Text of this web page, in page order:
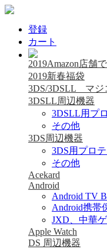
登録
カート
2019Amazon店舗
2019新春福袋
3DS/3DSLL マジ
3DSLL周辺機器
3DSLL用プ
その他
3DS周辺機器
3DS用プロ
その他
Acekard
Android
Android TV
Android携帯
JXD、中華
Apple Watch
DS 周辺機器